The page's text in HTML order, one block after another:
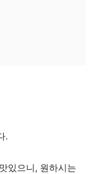
.
있으니, 원하시는